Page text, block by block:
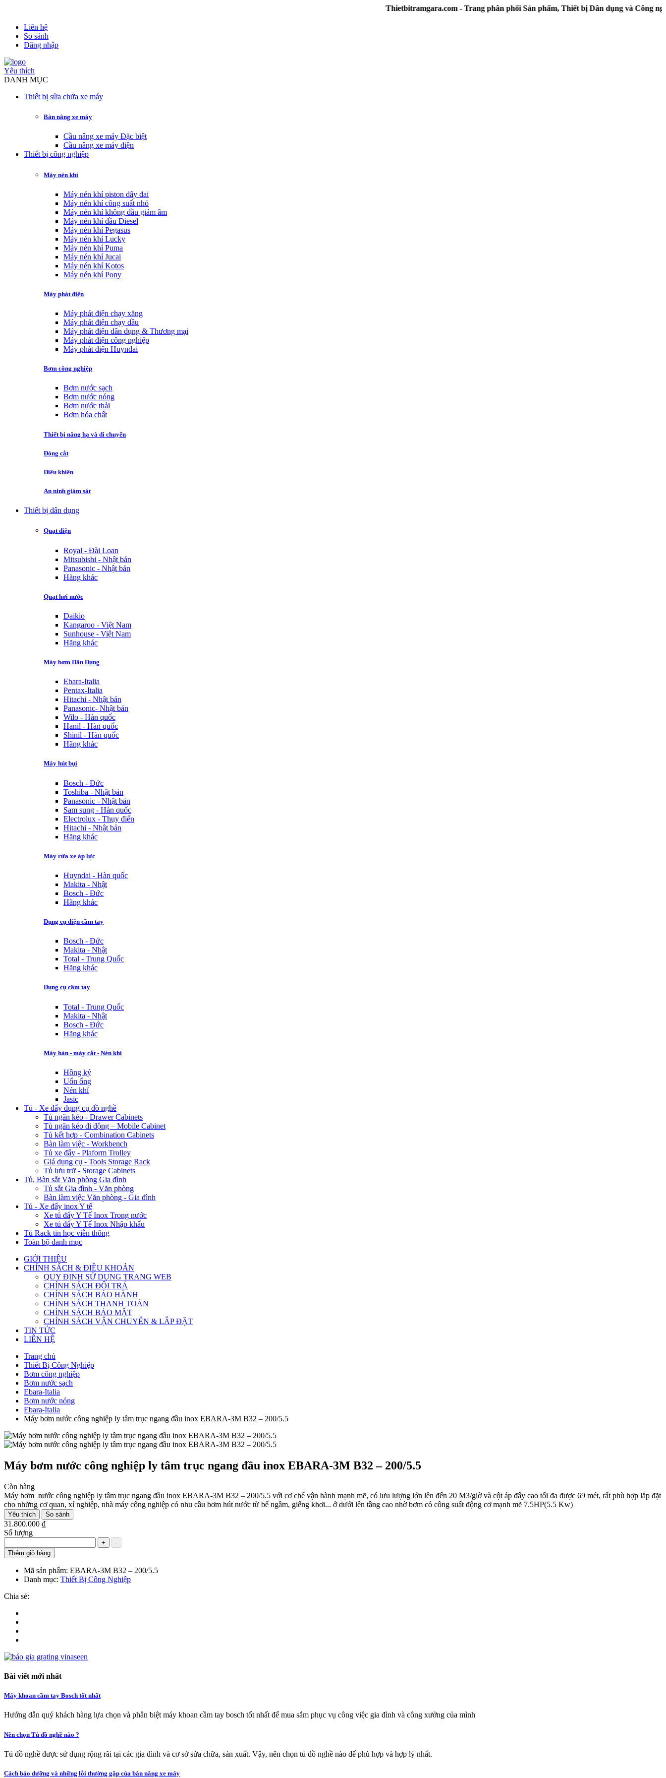
Thietbitramgara.com - Trang phân phối Sản phẩm, Thiết bị Dân dụng và Công nghiệp
Liên hệ
So sánh
Đăng nhập
Yêu thích
DANH MỤC
Thiết bị sửa chữa xe máy
Bàn nâng xe máy
Cầu nâng xe máy Đặc biệt
Cầu nâng xe máy điện
Thiết bị công nghiệp
Máy nén khí
Máy nén khí piston dây đai
Máy nén khí công suất nhỏ
Máy nén khí không dầu giảm âm
Máy nén khí dầu Diesel
Máy nén khí Pegasus
Máy nén khí Lucky
Máy nén khí Puma
Máy nén khí Jucai
Máy nén khí Kotos
Máy nén khí Pony
Máy phát điện
Máy phát điện chạy xăng
Máy phát điện chạy dầu
Máy phát điện dân dụng & Thương mại
Máy phát điện công nghiệp
Máy phát điện Huyndai
Bơm công nghiệp
Bơm nước sạch
Bơm nước nóng
Bơm nước thải
Bơm hóa chất
Thiết bị nâng hạ và di chuyển
Đóng cắt
Điều khiển
An ninh giám sát
Thiết bị dân dụng
Quạt điện
Royal - Đài Loan
Mitsubishi - Nhật bản
Panasonic - Nhật bản
Hãng khác
Quạt hơi nước
Daikio
Kangaroo - Việt Nam
Sunhouse - Việt Nam
Hãng khác
Máy bơm Dân Dụng
Ebara-Italia
Pentax-Italia
Hitachi - Nhật bản
Panasonic- Nhật bản
Wilo - Hàn quốc
Hanil - Hàn quốc
Shinil - Hàn quốc
Hãng khác
Máy hút bụi
Bosch - Đức
Toshiba - Nhật bản
Panasonic - Nhật bản
Sam sung - Hàn quốc
Electrolux - Thụy điển
Hitachi - Nhật bản
Hãng khác
Máy rửa xe áp lực
Huyndai - Hàn quốc
Makita - Nhật
Bosch - Đức
Hãng khác
Dụng cụ điện cầm tay
Bosch - Đức
Makita - Nhật
Total - Trung Quốc
Hãng khác
Dụng cụ cầm tay
Total - Trung Quốc
Makita - Nhật
Bosch - Đức
Hãng khác
Máy hàn - máy cắt - Nén khí
Hồng ký
Uốn ống
Nén khí
Jasic
Tủ - Xe đẩy dụng cụ đồ nghề
Tủ ngăn kéo - Drawer Cabinets
Tủ ngăn kéo di động – Mobile Cabinet
Tủ kết hợp - Combination Cabinets
Bàn làm việc - Workbench
Tủ xe đẩy - Plaform Trolley
Giá dụng cụ - Tools Storage Rack
Tủ lưu trữ - Storage Cabinets
Tủ, Bàn sắt Văn phòng Gia đình
Tủ sắt Gia đình - Văn phòng
Bàn làm việc Văn phòng - Gia đình
Tủ - Xe đẩy inox Y tế
Xe tủ đẩy Y Tế Inox Trong nước
Xe tủ đẩy Y Tế Inox Nhập khẩu
Tủ Rack tin học viễn thông
Toàn bộ danh mục
GIỚI THIỆU
CHÍNH SÁCH & ĐIỀU KHOẢN
QUY ĐỊNH SỬ DỤNG TRANG WEB
CHÍNH SÁCH ĐỔI TRẢ
CHÍNH SÁCH BẢO HÀNH
CHÍNH SÁCH THANH TOÁN
CHÍNH SÁCH BẢO MẬT
CHÍNH SÁCH VẬN CHUYỂN & LẮP ĐẶT
TIN TỨC
LIÊN HỆ
Trang chủ
Thiết Bị Công Nghiệp
Bơm công nghiệp
Bơm nước sạch
Ebara-Italia
Bơm nước nóng
Ebara-Italia
Máy bơm nước công nghiệp ly tâm trục ngang đầu inox EBARA-3M B32 – 200/5.5
Máy bơm nước công nghiệp ly tâm trục ngang đầu inox EBARA-3M B32 – 200/5.5
Còn hàng
Máy bơm nước công nghiệp ly tâm trục ngang đầu inox EBARA-3M B32 – 200/5.5 với cơ chế vận hành mạnh mẽ, có lưu lượng lớn lên đến 20 M3/giờ và cột áp đẩy cao tối đa được 69 mét, rất phù hợp lắp đặt
cho những cơ quan, xí nghiệp, nhà máy công nghiệp có nhu cầu bơm hút nước từ bể ngầm, giếng khơi... ở dưới lên tầng cao nhờ bơm có công suất động cơ mạnh mẽ 7.5HP(5.5 Kw)
Yêu thích So sánh
31.800.000 ₫
Số lượng
+
-
Thêm giỏ hàng
Mã sản phẩm: EBARA-3M B32 – 200/5.5
Danh mục: Thiết Bị Công Nghiệp
Chia sẻ:
Bài viết mới nhất
Máy khoan cầm tay Bosch tốt nhất
Hướng dẫn quý khách hàng lựa chọn và phân biệt máy khoan cầm tay bosch tốt nhất để mua sắm phục vụ công việc gia đình và công xưởng của mình
Nên chọn Tủ đồ nghề nào ?
Tủ đồ nghề được sử dụng rộng rãi tại các gia đình và cơ sở sửa chữa, sản xuất. Vậy, nên chọn tủ đồ nghề nào để phù hợp và hợp lý nhất.
Cách bảo dưỡng và những lỗi thường gặp của bàn nâng xe máy